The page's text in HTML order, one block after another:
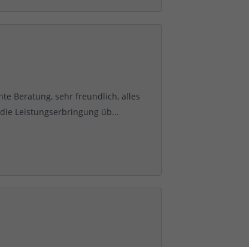
Beratung, sehr freundlich, alles
Leistungserbringung üb...